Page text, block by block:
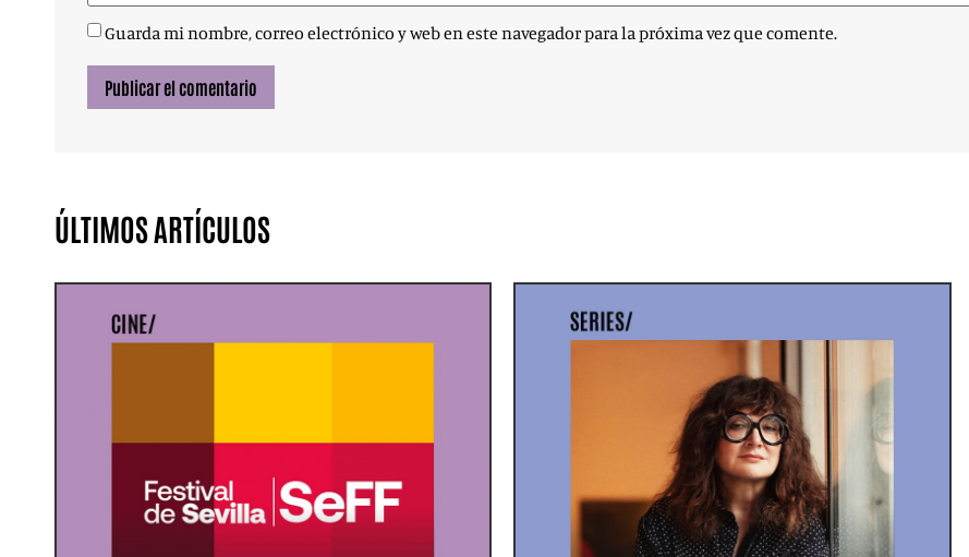
Guarda mi nombre, correo electrónico y web en este navegador para la próxima vez que comente.
ÚLTIMOS ARTÍCULOS